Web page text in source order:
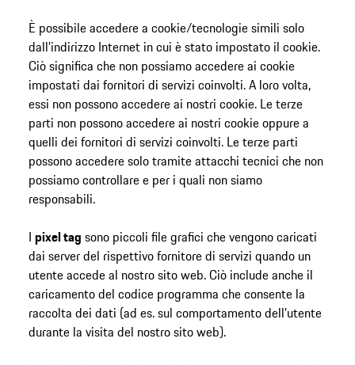
È possibile accedere a cookie/tecnologie simili solo
dall'indirizzo Internet in cui è stato impostato il cookie.
Ciò significa che non possiamo accedere ai cookie
impostati dai fornitori di servizi coinvolti. A loro volta,
essi non possono accedere ai nostri cookie. Le terze
parti non possono accedere ai nostri cookie oppure a
quelli dei fornitori di servizi coinvolti. Le terze parti
possono accedere solo tramite attacchi tecnici che non
possiamo controllare e per i quali non siamo
responsabili.
I pixel tag sono piccoli file grafici che vengono caricati
dai server del rispettivo fornitore di servizi quando un
utente accede al nostro sito web. Ciò include anche il
caricamento del codice programma che consente la
raccolta dei dati (ad es. sul comportamento dell'utente
durante la visita del nostro sito web).